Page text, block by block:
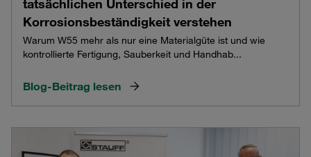
tatsächlichen Unterschied in der
Korrosionsbeständigkeit verstehen
Warum W55 mehr als nur eine Materialgüte ist und wie
kontrollierte Fertigung, Sauberkeit und Handhab...
Blog-Beitrag lesen